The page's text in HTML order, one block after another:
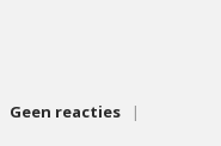
Geen reacties |